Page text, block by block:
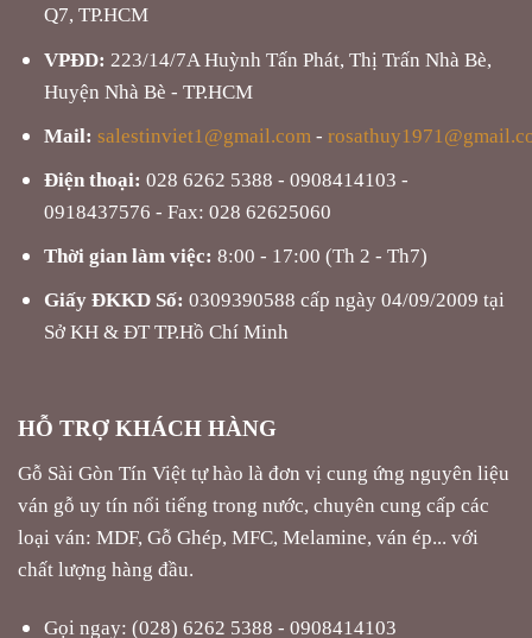
Q7, TP.HCM
VPĐD: 223/14/7A Huỳnh Tấn Phát, Thị Trấn Nhà Bè,
Huyện Nhà Bè - TP.HCM
Mail: salestinviet1@gmail.com -
Điện thoại: 028 6262 5388 - 0908414103 -
0918437576 - Fax: 028 62625060
Thời gian làm việc: 8:00 - 17:00 (Th 2 - Th7)
Giấy ĐKKD Số: 0309390588 cấp ngày 04/09/2009 tại
Sở KH & ĐT TP.Hồ Chí Minh
HỖ TRỢ KHÁCH HÀNG
Gỗ Sài Gòn Tín Việt tự hào là đơn vị cung ứng nguyên liệu
ván gỗ uy tín nổi tiếng trong nước, chuyên cung cấp các
loại ván: MDF, Gỗ Ghép, MFC, Melamine, ván ép... với
chất lượng hàng đầu.
Gọi ngay: (028) 6262 5388 - 0908414103